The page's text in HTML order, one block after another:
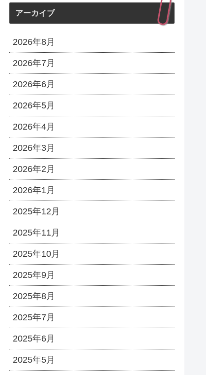
アーカイブ
2026年8月
2026年7月
2026年6月
2026年5月
2026年4月
2026年3月
2026年2月
2026年1月
2025年12月
2025年11月
2025年10月
2025年9月
2025年8月
2025年7月
2025年6月
2025年5月